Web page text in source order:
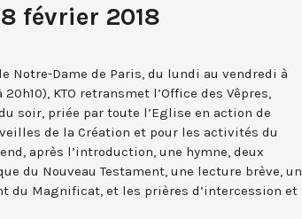
février 2018
Notre-Dame de Paris, du lundi au vendredi à
KTO retransmet l’Office des Vêpres,
soir, priée par toute l’Eglise en action de
de la Création et pour les activités du
après l’introduction, une hymne, deux
du Nouveau Testament, une lecture brève, un
du Magnificat, et les prières d’intercession et